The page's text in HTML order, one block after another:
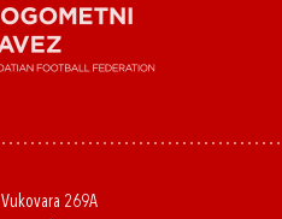
269A